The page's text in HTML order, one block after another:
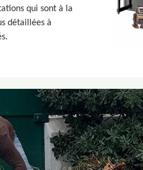
qui sont à la
détaillées à